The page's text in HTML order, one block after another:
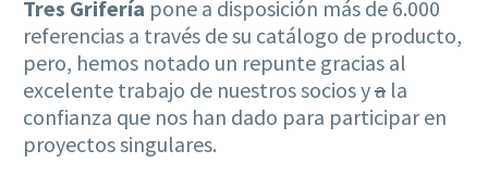
Tres Grifería pone a disposición más de 6.000
referencias a través de su catálogo de producto,
pero, hemos notado un repunte gracias al
excelente trabajo de nuestros socios ya la
confianza que nos han dado para participar en
proyectos singulares.